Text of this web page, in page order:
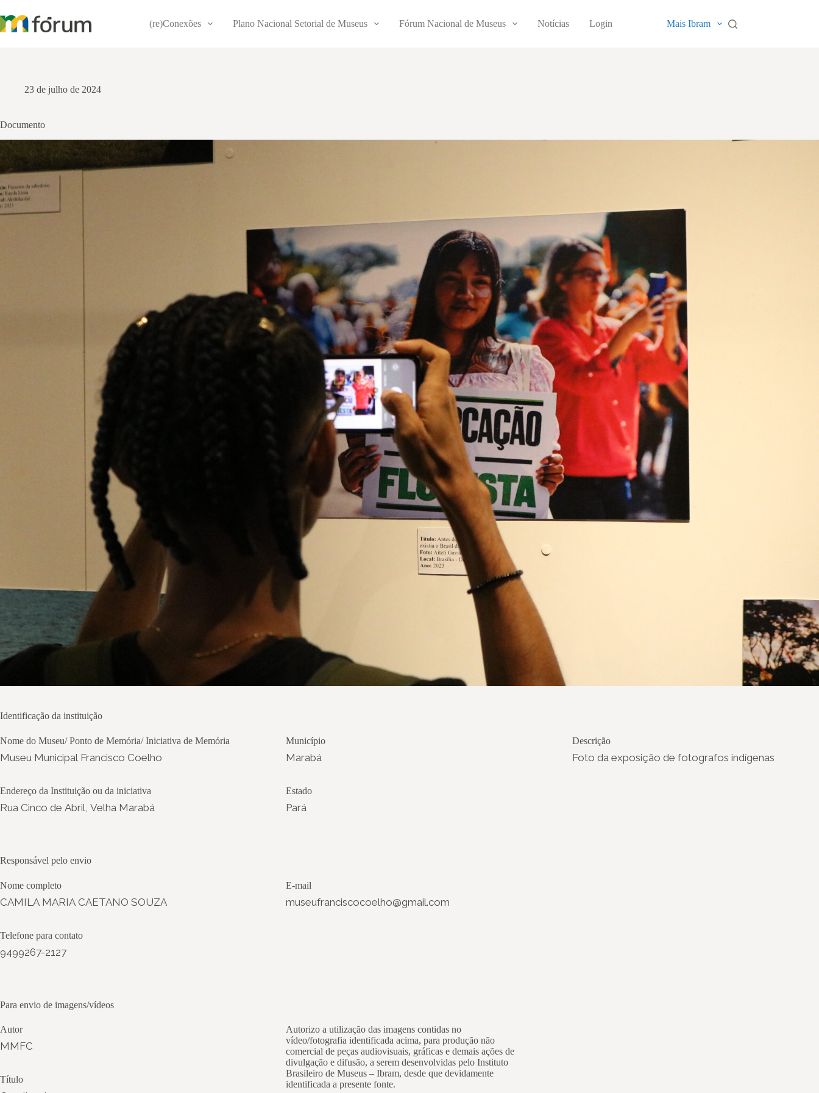
para
o
(re)Conexões Plano Nacional Setorial de Museus Fórum Nacional de Museus Notícias Login Mais Ibram
23 de julho de 2024
Documento
Identificação da instituição
Nome do Museu/ Ponto de Memória/ Iniciativa de Memória
Museu Municipal Francisco Coelho
Endereço da Instituição ou da iniciativa
Rua Cinco de Abril, Velha Marabá
Município
Marabá
Estado
Pará
Descrição
Foto da exposição de fotografos indígenas
Responsável pelo envio
Nome completo
CAMILA MARIA CAETANO SOUZA
Telefone para contato
9499267-2127
E-mail
museufranciscocoelho@gmail.com
Para envio de imagens/vídeos
Autor
MMFC
Título
Autorizo a utilização das imagens contidas no
vídeo/fotografia identificada acima, para produção não
comercial de peças audiovisuais, gráficas e demais ações de
divulgação e difusão, a serem desenvolvidas pelo Instituto
Brasileiro de Museus – Ibram, desde que devidamente
identificada a presente fonte.